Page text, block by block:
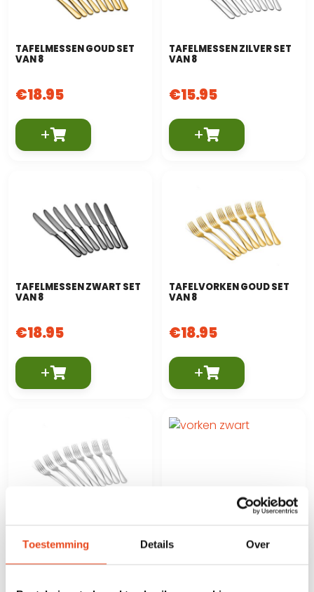
Toestemming Details Over
TAFELMESSEN GOUD SET
VAN 8
€18.95
+
TAFELMESSEN ZILVER SET
VAN 8
€15.95
+
TAFELMESSEN ZWART SET
VAN 8
€18.95
+
TAFELVORKEN GOUD SET
VAN 8
€18.95
+
€15.95